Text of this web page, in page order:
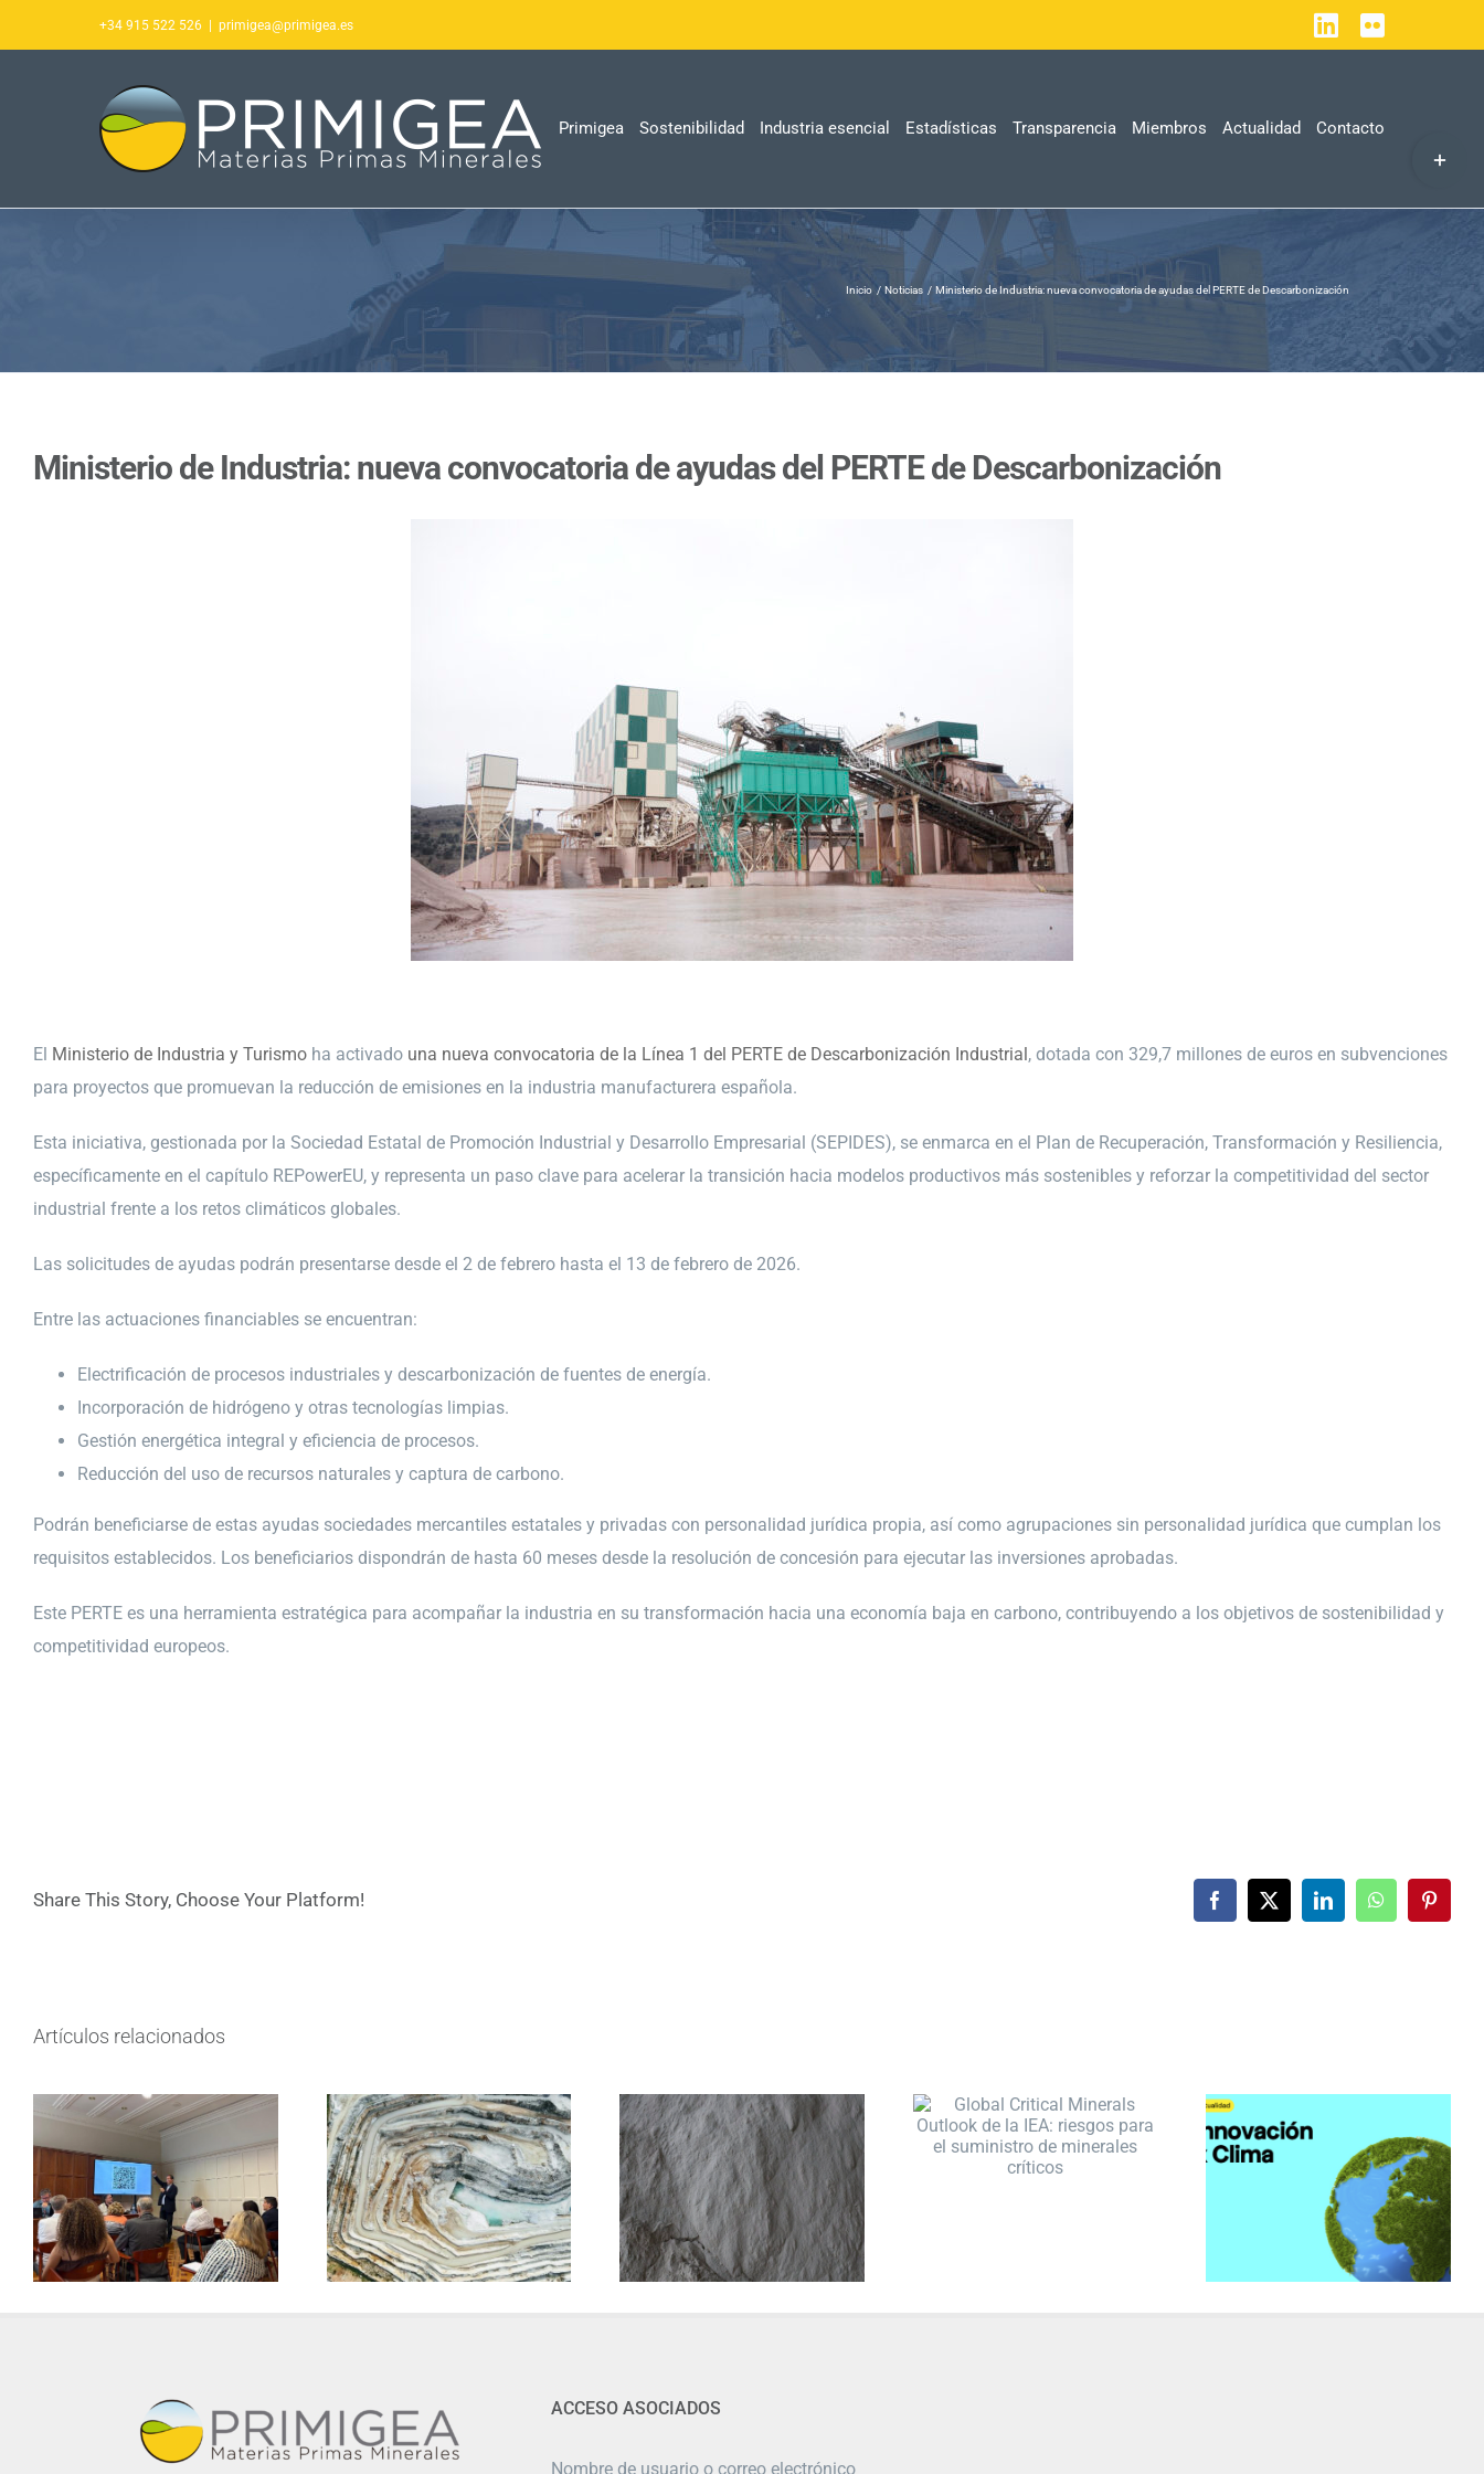
al
+34 915 522 526 | primigea@primigea.es LinkedIn
Flickr
Primigea Sostenibilidad Industria esencial Estadísticas Transparencia Miembros Actualidad Contacto
Inicio Noticias Ministerio de Industria: nueva convocatoria de ayudas del PERTE de Descarbonización
Ministerio de Industria: nueva convocatoria de ayudas del PERTE de Descarbonización
El Ministerio de Industria y Turismo ha activado una nueva convocatoria de la Línea 1 del PERTE de Descarbonización Industrial, dotada con 329,7 millones de euros en subvenciones
para proyectos que promuevan la reducción de emisiones en la industria manufacturera española.
Esta iniciativa, gestionada por la Sociedad Estatal de Promoción Industrial y Desarrollo Empresarial (SEPIDES), se enmarca en el Plan de Recuperación, Transformación y Resiliencia,
específicamente en el capítulo REPowerEU, y representa un paso clave para acelerar la transición hacia modelos productivos más sostenibles y reforzar la competitividad del sector
industrial frente a los retos climáticos globales.
Las solicitudes de ayudas podrán presentarse desde el 2 de febrero hasta el 13 de febrero de 2026.
Entre las actuaciones financiables se encuentran:
Electrificación de procesos industriales y descarbonización de fuentes de energía.
Incorporación de hidrógeno y otras tecnologías limpias.
Gestión energética integral y eficiencia de procesos.
Reducción del uso de recursos naturales y captura de carbono.
Podrán beneficiarse de estas ayudas sociedades mercantiles estatales y privadas con personalidad jurídica propia, así como agrupaciones sin personalidad jurídica que cumplan los
requisitos establecidos. Los beneficiarios dispondrán de hasta 60 meses desde la resolución de concesión para ejecutar las inversiones aprobadas.
Este PERTE es una herramienta estratégica para acompañar la industria en su transformación hacia una economía baja en carbono, contribuyendo a los objetivos de sostenibilidad y
competitividad europeos.
Share This Story, Choose Your Platform! Facebook
X LinkedInWhatsApp
Artículos relacionados
ACCESO ASOCIADOS
Nombre de usuario o correo electrónico
Bar